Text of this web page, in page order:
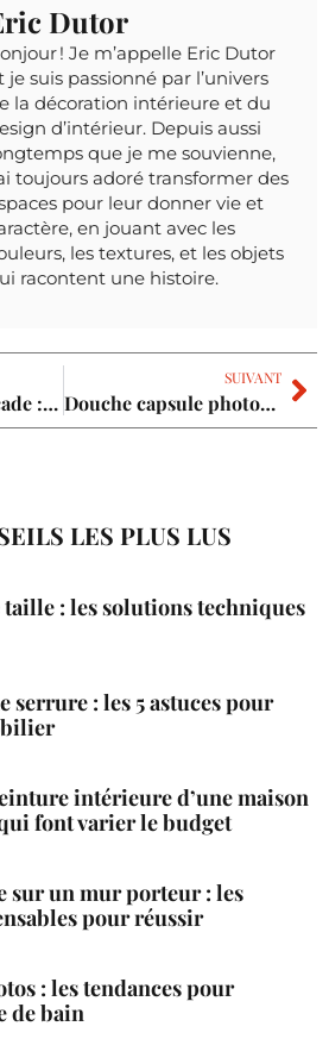
Dutor
! Je m’appelle Eric Dutor
je suis passionné par l’univers
la décoration intérieure et du
d’intérieur. Depuis aussi
que je me souvienne,
toujours adoré transformer des
pour leur donner vie et
en jouant avec les
les textures, et les objets
racontent une histoire.
Traiter fissure façade : les étapes pour une réparation durable et étanche
SUIVANT
Douche capsule photos : les tendances pour optimiser votre salle de bain
LES PLUS LUS
taille : les solutions techniques
serrure : les 5 astuces pour
intérieure d’une maison
font varier le budget
sur un mur porteur : les
pour réussir
: les tendances pour
de bain